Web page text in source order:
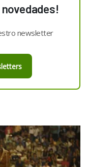
newsletter